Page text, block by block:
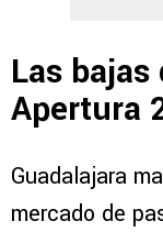
Las
Apertura
Guadalajara
mercado de